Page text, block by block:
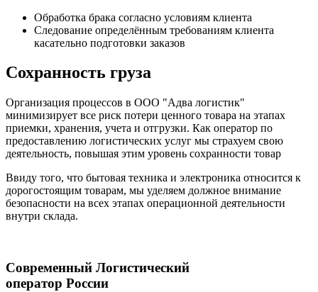
Обработка брака согласно условиям клиента
Следование определённым требованиям клиента
касательно подготовки заказов
Сохранность груза
Организация процессов в ООО "Адва логистик"
минимизирует все риск потери ценного товара на этапах
приемки, хранения, учета и отгрузки. Как оператор по
предоставлению логистических услуг мы страхуем свою
деятельность, повышая этим уровень сохранности товар
Ввиду того, что бытовая техника и электроника относится к
дорогостоящим товарам, мы уделяем должное внимание
безопасности на всех этапах операционной деятельности
внутри склада.
Современный Логистический
оператор России